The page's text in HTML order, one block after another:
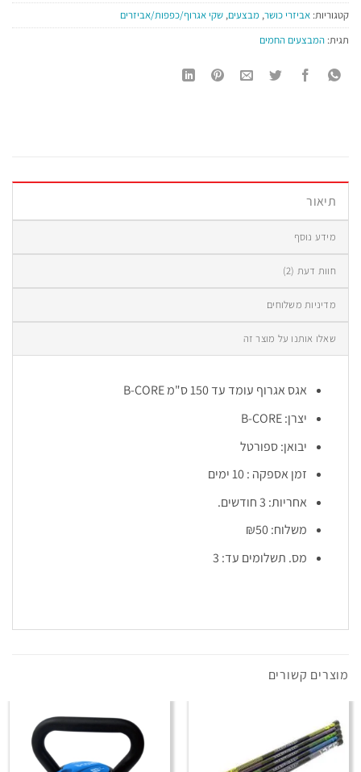
קטגוריות: אביזרי כושר, מבצעים, שקי אגרוף/כפפות/אביזרים
תגית: המבצעים החמים
תיאור
מידע נוסף
חוות דעת (2)
מדיניות משלוחים
שאלו אותנו על מוצר זה
אגס אגרוף עומד עד 150 ס"מ B-CORE
יצרן: B-CORE
יבואן: ספורטל
זמן אספקה : 10 ימים
אחריות: 3 חודשים.
משלוח: ₪50
מס. תשלומים עד: 3
מוצרים קשורים